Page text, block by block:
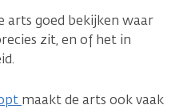
arts goed bekijken waar
zit, en of het in
maakt de arts ook vaak